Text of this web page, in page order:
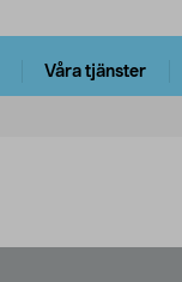
Våra tjänster